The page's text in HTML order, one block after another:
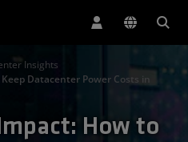
Insights
Datacenter Power Costs in
How to